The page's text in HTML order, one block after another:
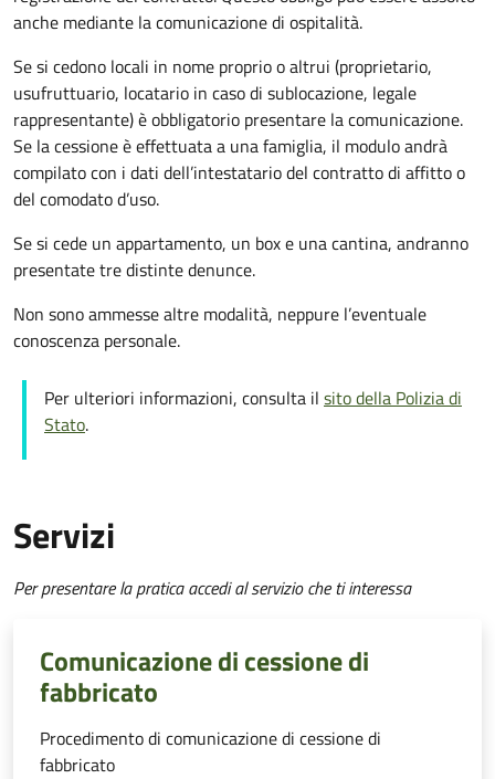
anche mediante la comunicazione di ospitalità.
Se si cedono locali in nome proprio o altrui (proprietario,
usufruttuario, locatario in caso di sublocazione, legale
rappresentante) è obbligatorio presentare la comunicazione.
Se la cessione è effettuata a una famiglia, il modulo andrà
compilato con i dati dell’intestatario del contratto di affitto o
del comodato d’uso.
Se si cede un appartamento, un box e una cantina, andranno
presentate tre distinte denunce.
Non sono ammesse altre modalità, neppure l’eventuale
conoscenza personale.
Per ulteriori informazioni, consulta il sito della Polizia di
Stato.
Servizi
Per presentare la pratica accedi al servizio che ti interessa
Comunicazione di cessione di
fabbricato
Procedimento di comunicazione di cessione di
fabbricato